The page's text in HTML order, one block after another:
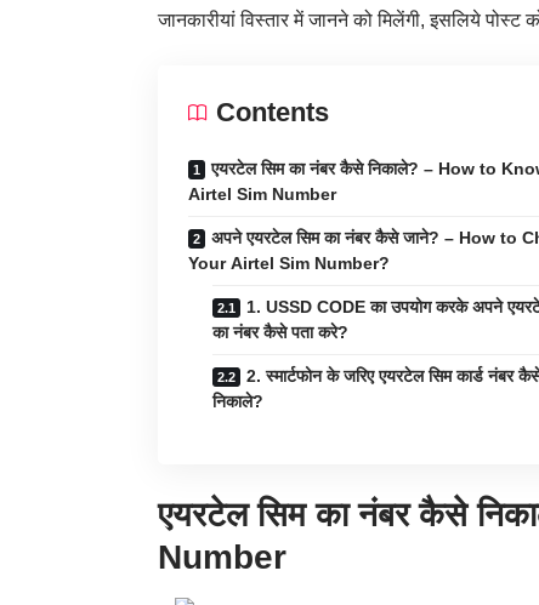
जानकारीयां विस्तार में जानने को मिलेंगी, इसलिये
Contents
एयरटेल सिम का नंबर कैसे निकाले? – How to
Airtel Sim Number
अपने एयरटेल सिम का नंबर कैसे जाने? – How to
Your Airtel Sim Number?
1. USSD CODE का उपयोग करके अपने
का नंबर कैसे पता करे?
2. स्मार्टफोन के जरिए एयरटेल सिम कार्ड नंबर
निकाले?
एयरटेल सिम का नंबर कैसे
Number